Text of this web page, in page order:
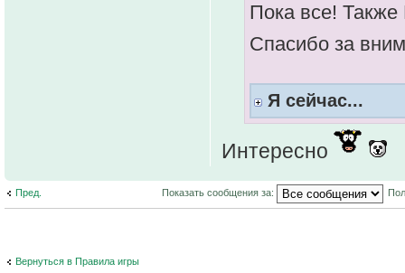
Пока все! Также
Спасибо за
Я сейчас...
Интересно
Пред. Показать сообщения за:
Вернуться в Правила игры